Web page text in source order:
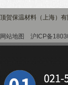
顶贺保温材料（上海）
网站地图 沪ICP备